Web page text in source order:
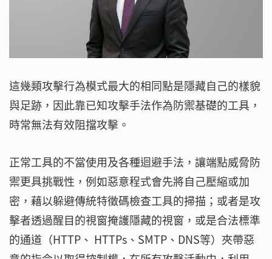
這幾類攻擊行為模式最大的相同點是隱藏自己的樣貌
與足跡，因此靠已知攻擊手法作為防禦基礎的工具，
時常無法有效阻擋攻擊。
正常工具的不當使用及各種迴避手法，讓端點威脅防
禦更具挑戰性，例如惡意程式會先將自己壓縮或加
密，藉以躲避傳統特徵碼檢查工具的掃描；或者是攻
擊者透過醒目的視窗掩護隱藏的視窗，或是合法標準
的通道（HTTP、 HTTPs、SMTP、DNS等）夾帶惡